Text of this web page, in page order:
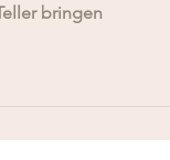
bringen